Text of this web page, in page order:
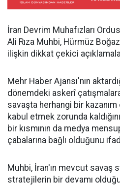
İran Devrim Muhafızları
Ali Rıza Muhbi, Hürmüz
ilişkin dikkat çekici
Mehr Haber Ajansı'nın
dönemdeki askerî
savaşta herhangi bir
kabul etmek zorunda
bir kısmının da medya
çabalarına bağlı olduğunu
Muhbi, İran'ın mevcut savaş
stratejilerin bir devamı